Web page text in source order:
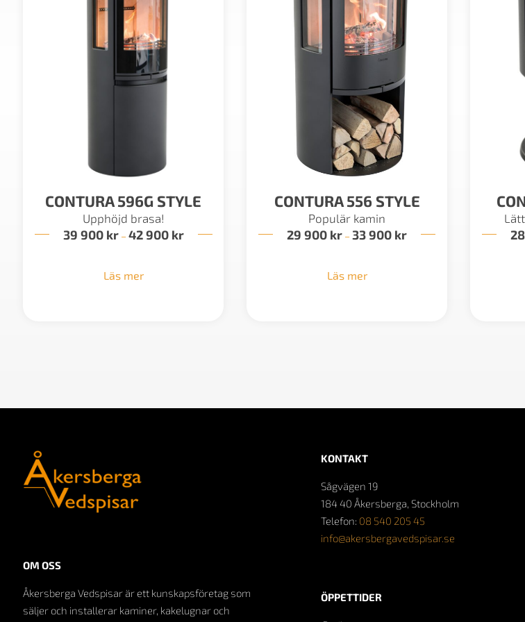
CONTURA 596G STYLE
Upphöjd brasa!
39 900 kr – 42 900 krPrisintervall:
Läs mer
CONTURA 556 STYLE
Populär kamin
29 900 kr – 33 900 krPrisintervall:
Läs mer
OM OSS
Åkersberga Vedspisar är ett kunskapsföretag som
säljer och installerar kaminer, kakelugnar och
KONTAKT
Sågvägen 19
184 40 Åkersberga, Stockholm
Telefon: 08 540 205 45
info@akersbergavedspisar.se
ÖPPETTIDER